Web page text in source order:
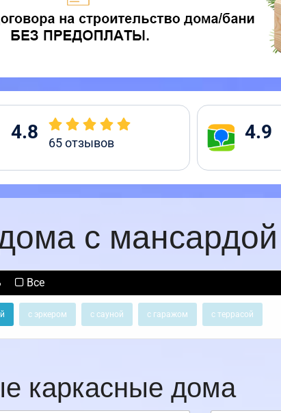
4.8 65отзывов 4.9
с
Все
с эркером с сауной с гаражом с террасой
каркасные дома